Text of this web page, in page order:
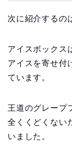
次に紹介するの
アイスボックス
アイスを寄せ付
ています。
王道のグレープ
全くくどくない
いました。